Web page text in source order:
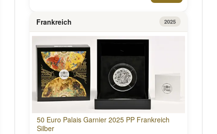
Frankreich 2025
50 Euro Palais Garnier 2025 PP Frankreich
Silber